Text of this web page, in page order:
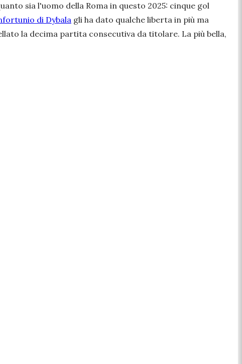
sia l'uomo della Roma in questo 2025: cinque gol
di Dybala gli ha dato qualche liberta in più ma
la decima partita consecutiva da titolare. La più bella,